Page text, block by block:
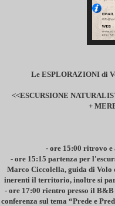
Le ESPLORAZIONI di
<<ESCURSIONE
+
- ore 15:00 ritrovo e
- ore 15:15 partenza per
Marco Ciccolella, guida di Volo
inerenti il territorio, inoltre si
- ore 17:00 rientro presso il
conferenza sul tema “Prede e